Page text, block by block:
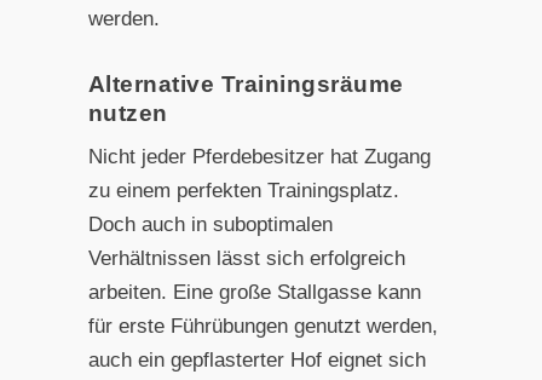
werden.
Alternative Trainingsräume
nutzen
Nicht jeder Pferdebesitzer hat Zugang
zu einem perfekten Trainingsplatz.
Doch auch in suboptimalen
Verhältnissen lässt sich erfolgreich
arbeiten. Eine große Stallgasse kann
für erste Führübungen genutzt werden,
auch ein gepflasterter Hof eignet sich